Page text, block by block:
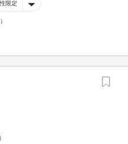
限定